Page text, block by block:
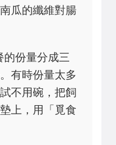
瓜的纖維對腸
的份量分成三
有時份量太多
不用碗，把飼
上，用「覓食